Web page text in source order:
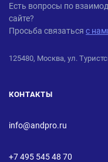
ANDPRO
Есть вопросы по
сайте?
Просьба связаться с
125480, Москва, ул.
КОНТАКТЫ
info@andpro.ru
+7 495 545 48 70